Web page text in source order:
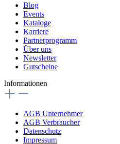
Blog
Events
Kataloge
Karriere
Partnerprogramm
Über uns
Newsletter
Gutscheine
Informationen
AGB Unternehmer
AGB Verbraucher
Datenschutz
Impressum